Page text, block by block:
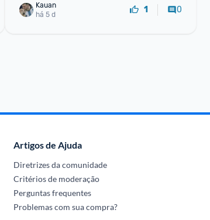
Kauan
há 5 d
1 0
Artigos de Ajuda
Diretrizes da comunidade
Critérios de moderação
Perguntas frequentes
Problemas com sua compra?